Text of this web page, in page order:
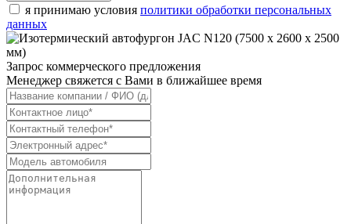
я принимаю условия политики обработки персональных
данных
Запрос коммерческого предложения
Менеджер свяжется с Вами в ближайшее время